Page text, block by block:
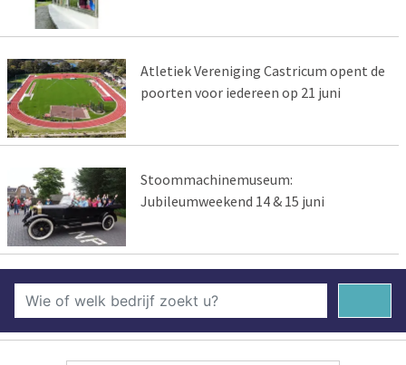
Atletiek Vereniging Castricum opent de
poorten voor iedereen op 21 juni
Stoommachinemuseum:
Jubileumweekend 14 & 15 juni